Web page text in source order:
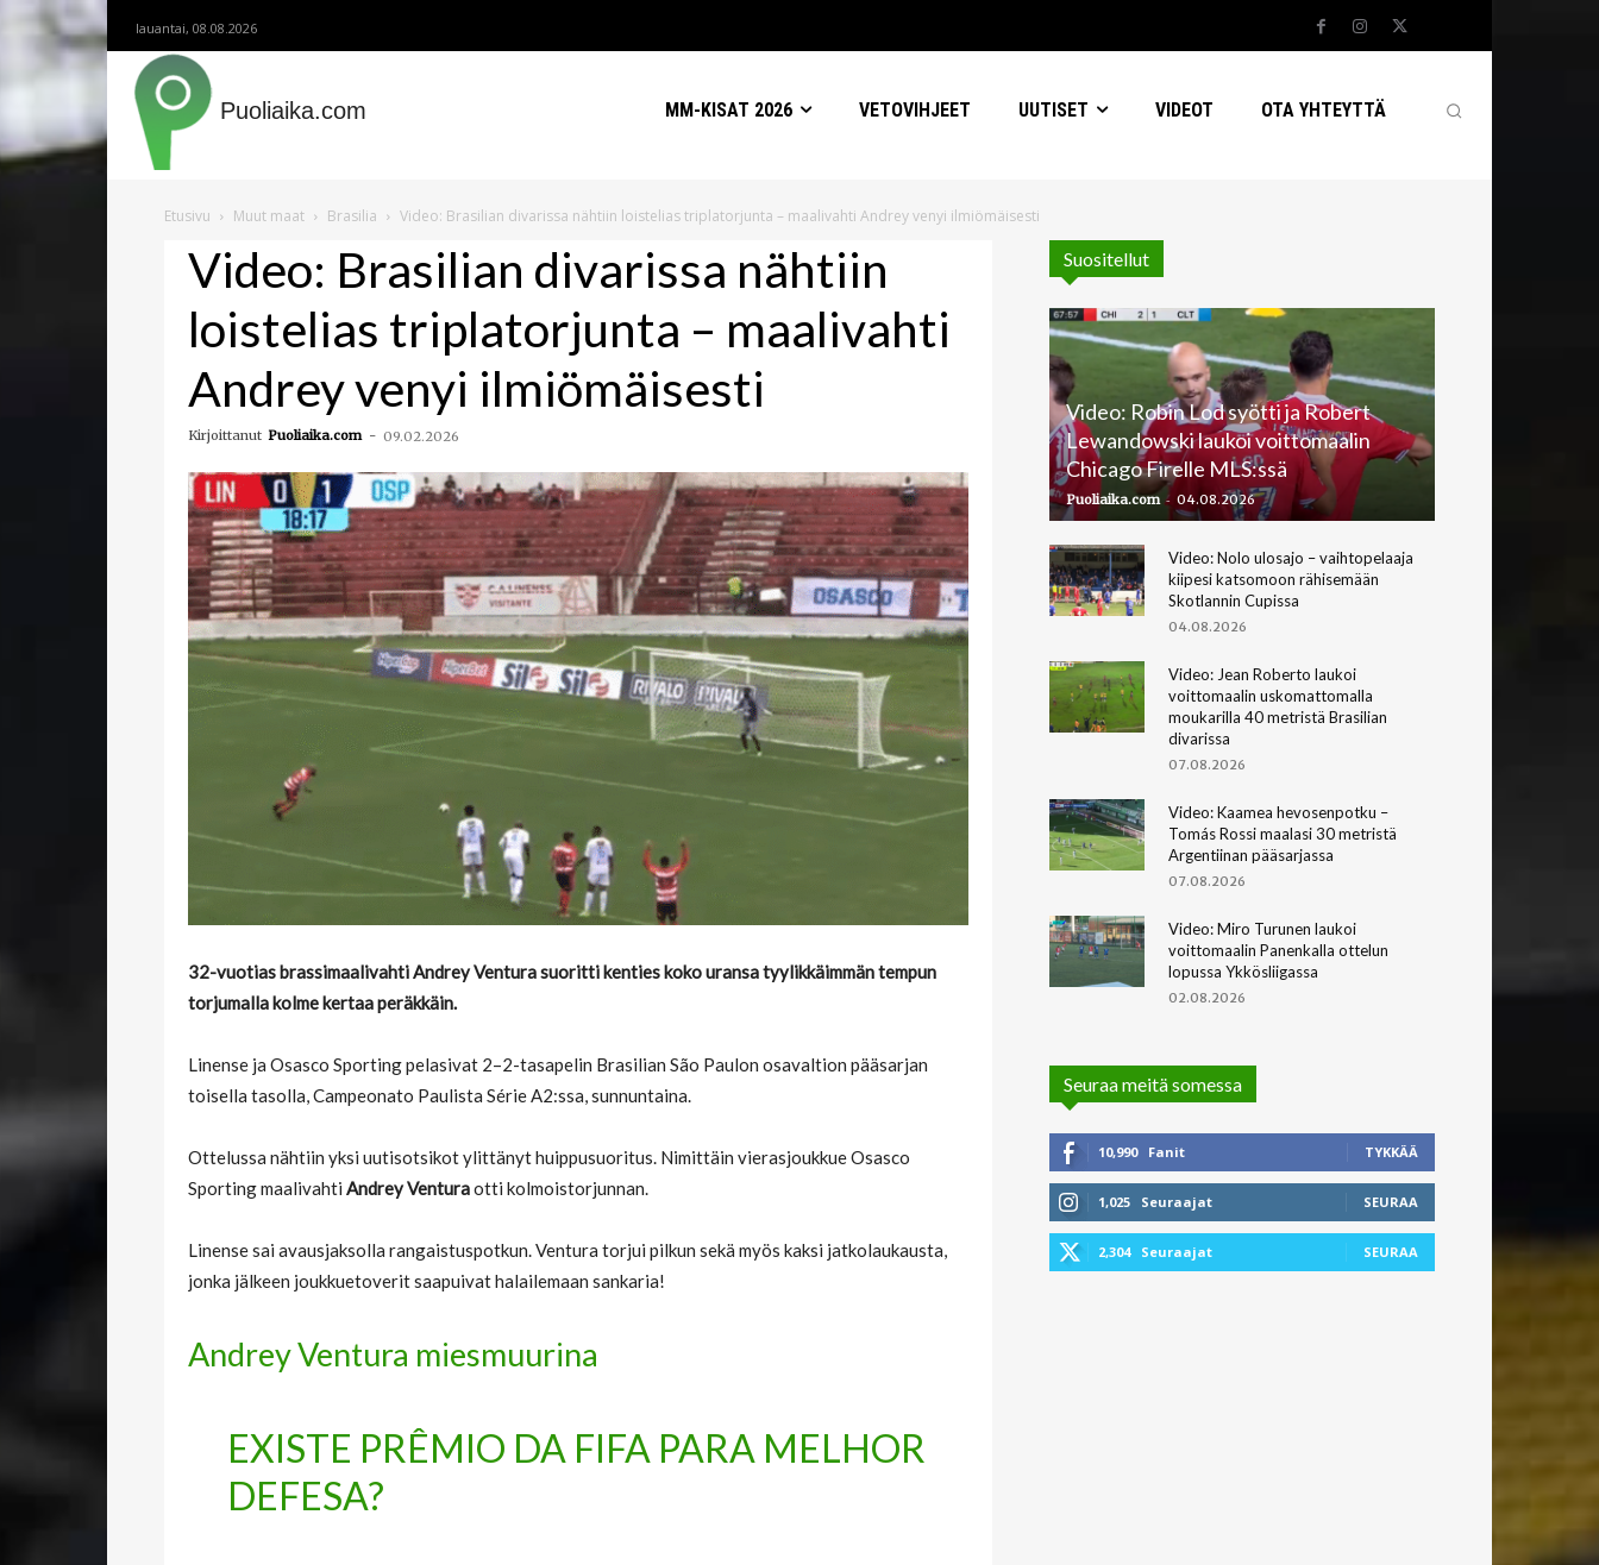
lauantai, 08.08.2026
Puoliaika.com MM-KISAT 2026 VETOVIHJEET UUTISET VIDEOT OTA YHTEYTTÄ
Etusivu Muut maat Brasilia Video: Brasilian divarissa nähtiin loistelias triplatorjunta – maalivahti Andrey venyi ilmiömäisesti
Video: Brasilian divarissa nähtiin
loistelias triplatorjunta – maalivahti
Andrey venyi ilmiömäisesti
Kirjoittanut Puoliaika.com - 09.02.2026
32-vuotias brassimaalivahti Andrey Ventura suoritti kenties koko uransa tyylikkäimmän tempun
torjumalla kolme kertaa peräkkäin.
Linense ja Osasco Sporting pelasivat 2–2-tasapelin Brasilian São Paulon osavaltion pääsarjan
toisella tasolla, Campeonato Paulista Série A2:ssa, sunnuntaina.
Ottelussa nähtiin yksi uutisotsikot ylittänyt huippusuoritus. Nimittäin vierasjoukkue Osasco
Sporting maalivahti Andrey Venturaotti kolmoistorjunnan.
Linense sai avausjaksolla rangaistuspotkun. Ventura torjui pilkun sekä myös kaksi jatkolaukausta,
jonka jälkeen joukkuetoverit saapuivat halailemaan sankaria!
Andrey Ventura miesmuurina
EXISTE PRÊMIO DA FIFA PARA MELHOR
DEFESA?
Suositellut
Video: Robin Lod syötti ja Robert
Lewandowski laukoi voittomaalin
Chicago Firelle MLS:ssä
Puoliaika.com - 04.08.2026
Video: Nolo ulosajo – vaihtopelaaja
kiipesi katsomoon rähisemään
Skotlannin Cupissa
04.08.2026
Video: Jean Roberto laukoi
voittomaalin uskomattomalla
moukarilla 40 metristä Brasilian
divarissa
07.08.2026
Video: Kaamea hevosenpotku –
Tomás Rossi maalasi 30 metristä
Argentiinan pääsarjassa
07.08.2026
Video: Miro Turunen laukoi
voittomaalin Panenkalla ottelun
lopussa Ykkösliigassa
02.08.2026
Seuraa meitä somessa
10,990 Fanit TYKKÄÄ
1,025 Seuraajat SEURAA
2,304 Seuraajat SEURAA